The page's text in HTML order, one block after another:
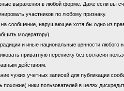
выражения в любой форме. Даже если вы
участников по любому признаку.
сообщение, нарушающее хотя бы одно из
модератору).
и иные национальные ценности любого
приватную переписку без согласия
действиям.
чужих учетных записей для публикации
похожие) ники пользователей в целях